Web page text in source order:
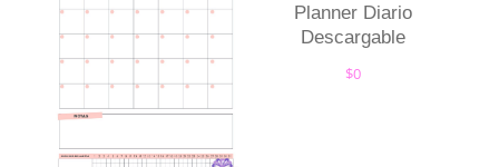
Planner Diario
Descargable
$0